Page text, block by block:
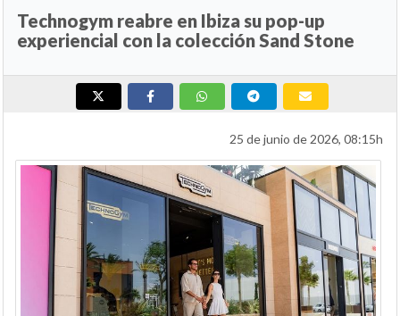
Technogym reabre en Ibiza su pop-up
experiencial con la colección Sand Stone
25 de junio de 2026, 08:15h